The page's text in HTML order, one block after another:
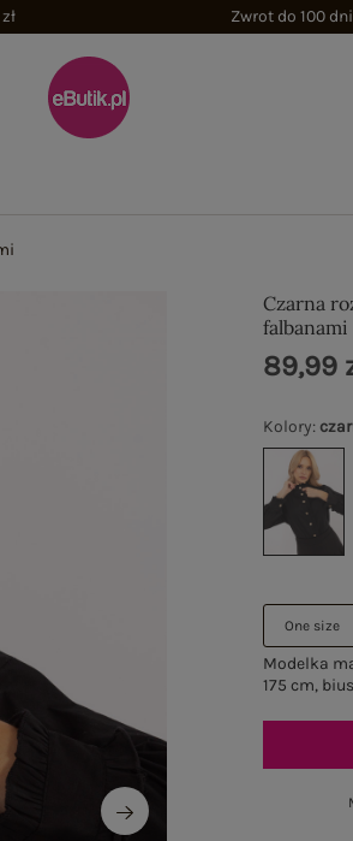
Zwrot do 100 dni
Czarna
falbanami
Kolory:
One size
Modelka
175 cm,
89,99